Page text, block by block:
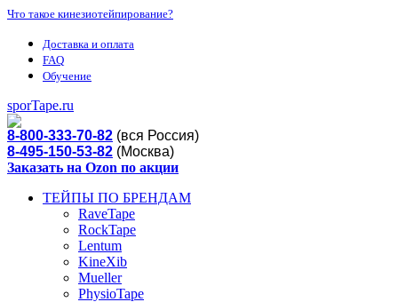
Что такое кинезиотейпирование?
Доставка и оплата
FAQ
Обучение
sporTape.ru
8-800-333-70-82 (вся Россия)
8-495-150-53-82 (Москва)
Заказать на Ozon по акции
ТЕЙПЫ ПО БРЕНДАМ
RaveTape
RockTape
Lentum
KineXib
Mueller
PhysioTape